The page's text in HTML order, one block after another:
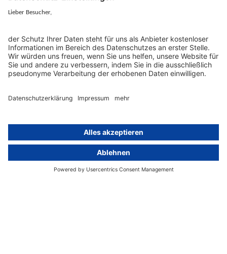
EU-Vertreter
Künstliche Intelligenz
KI und Datenschutz
Hinweisgebersystem mit
Datenschutzvergleich
Wichtige Gesetze als Volltext
Unsere Experten
Kontakt
Presse, Medien & Events
activeMind AG (Deutschland)
activeMind.ch (Schweiz)
activeMind.uk (Vereinigtes
Königreich)